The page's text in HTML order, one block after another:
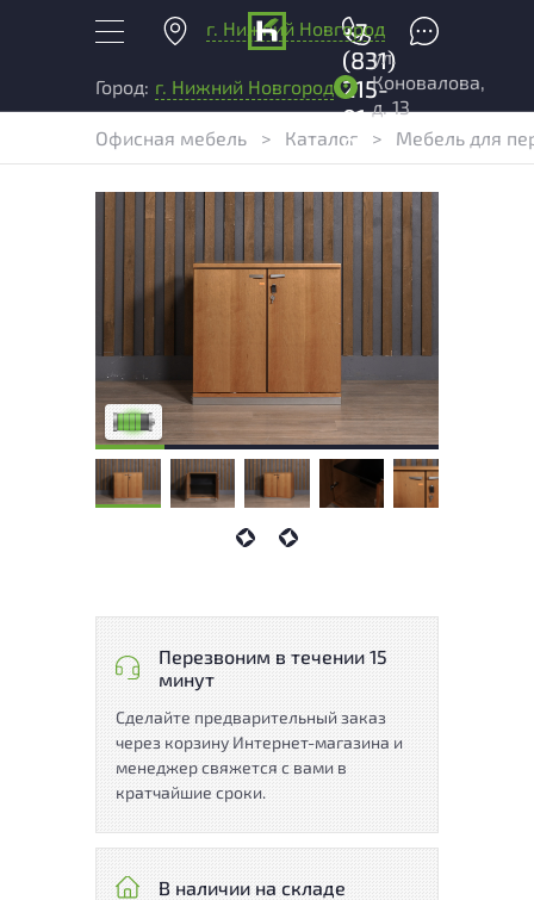
г. Нижний Новгород
+7
(831)
215-
01-
04
Город: г. Нижний Новгород
ул.
Коновалова,
д. 13
Офисная мебель
> Каталог > Мебель для
У товара присутствуют незначительные
удобство его использования
Низкая степень износа
Перезвоним в течении 15
минут
Сделайте предварительный заказ
через корзину Интернет-магазина и
менеджер свяжется с вами в
кратчайшие сроки.
В наличии на складе